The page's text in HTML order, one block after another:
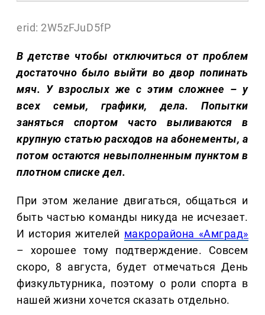
erid: 2W5zFJuD5fP
В детстве чтобы отключиться от проблем
достаточно было выйти во двор попинать
мяч. У взрослых же с этим сложнее – у
всех семьи, графики, дела. Попытки
заняться спортом часто выливаются в
крупную статью расходов на абонементы, а
потом остаются невыполненным пунктом в
плотном списке дел.
При этом желание двигаться, общаться и
быть частью команды никуда не исчезает.
И история жителей макрорайона «Амград»
– хорошее тому подтверждение. Совсем
скоро, 8 августа, будет отмечаться День
физкультурника, поэтому о роли спорта в
нашей жизни хочется сказать отдельно.